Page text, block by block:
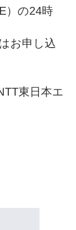
）の24時
お申し込
東日本エ